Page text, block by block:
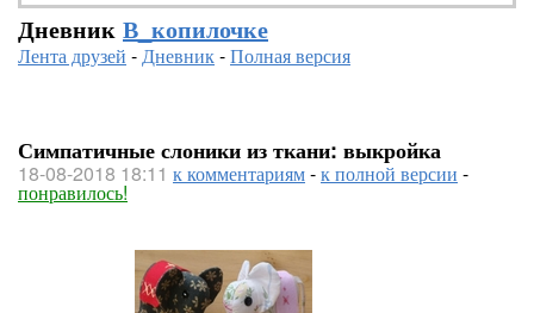
Дневник В_копилочке
Лента друзей -Дневник-Полная версия
Симпатичные слоники из ткани: выкройка
18-08-2018 18:11 к комментариям-к полной версии -
понравилось!